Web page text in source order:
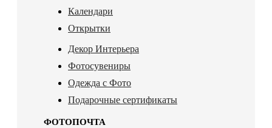
Календари
Открытки
Декор Интерьера
Фотосувениры
Одежда с Фото
Подарочные сертификаты
ФОТОПОЧТА